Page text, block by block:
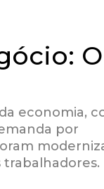
O
economia,
por